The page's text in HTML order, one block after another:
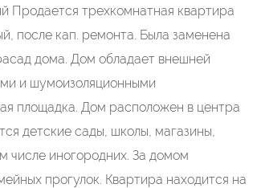
Продается трехкомнатная квартира
после кап. ремонта. Была заменена
дома. Дом обладает внешней
и шумоизоляционными
площадка. Дом расположен в центра
детские сады, школы, магазины,
числе иногородних. За домом
прогулок. Квартира находится на